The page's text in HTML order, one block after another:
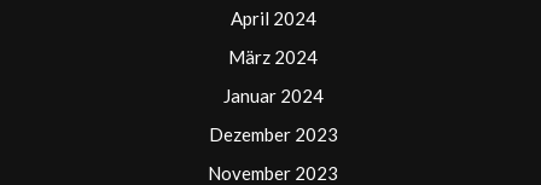
April 2024
März 2024
Januar 2024
Dezember 2023
November 2023